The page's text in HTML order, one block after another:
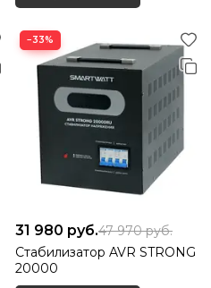
−33%
31 980 руб.47 970руб.
Стабилизатор AVR STRONG
20000